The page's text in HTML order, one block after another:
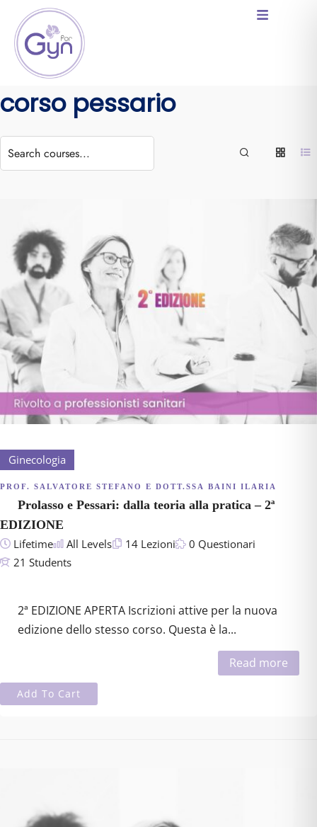
corso pessario
Ginecologia
PROF. SALVATORE STEFANO E DOTT.SSA BAINI ILARIA
Prolasso e Pessari: dalla teoria alla pratica – 2ª
EDIZIONE
Lifetime All Levels 14 Lezioni
0 Questionari
21 Students
2ª EDIZIONE APERTA Iscrizioni attive per la nuova
edizione dello stesso corso. Questa è la...
Read more
Add To Cart